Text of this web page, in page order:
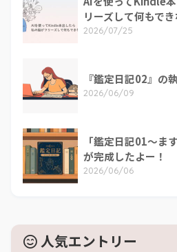
リーズして何もで
2026/07/25
『鑑定日記02』の
2026/06/09
「鑑定日記01～ま
が完成したよー！
2026/06/06
人気エントリー